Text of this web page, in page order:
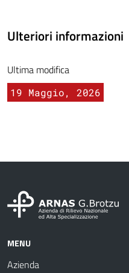
Ulteriori informazioni
Ultima modifica
19 Maggio, 2026
MENU
Azienda